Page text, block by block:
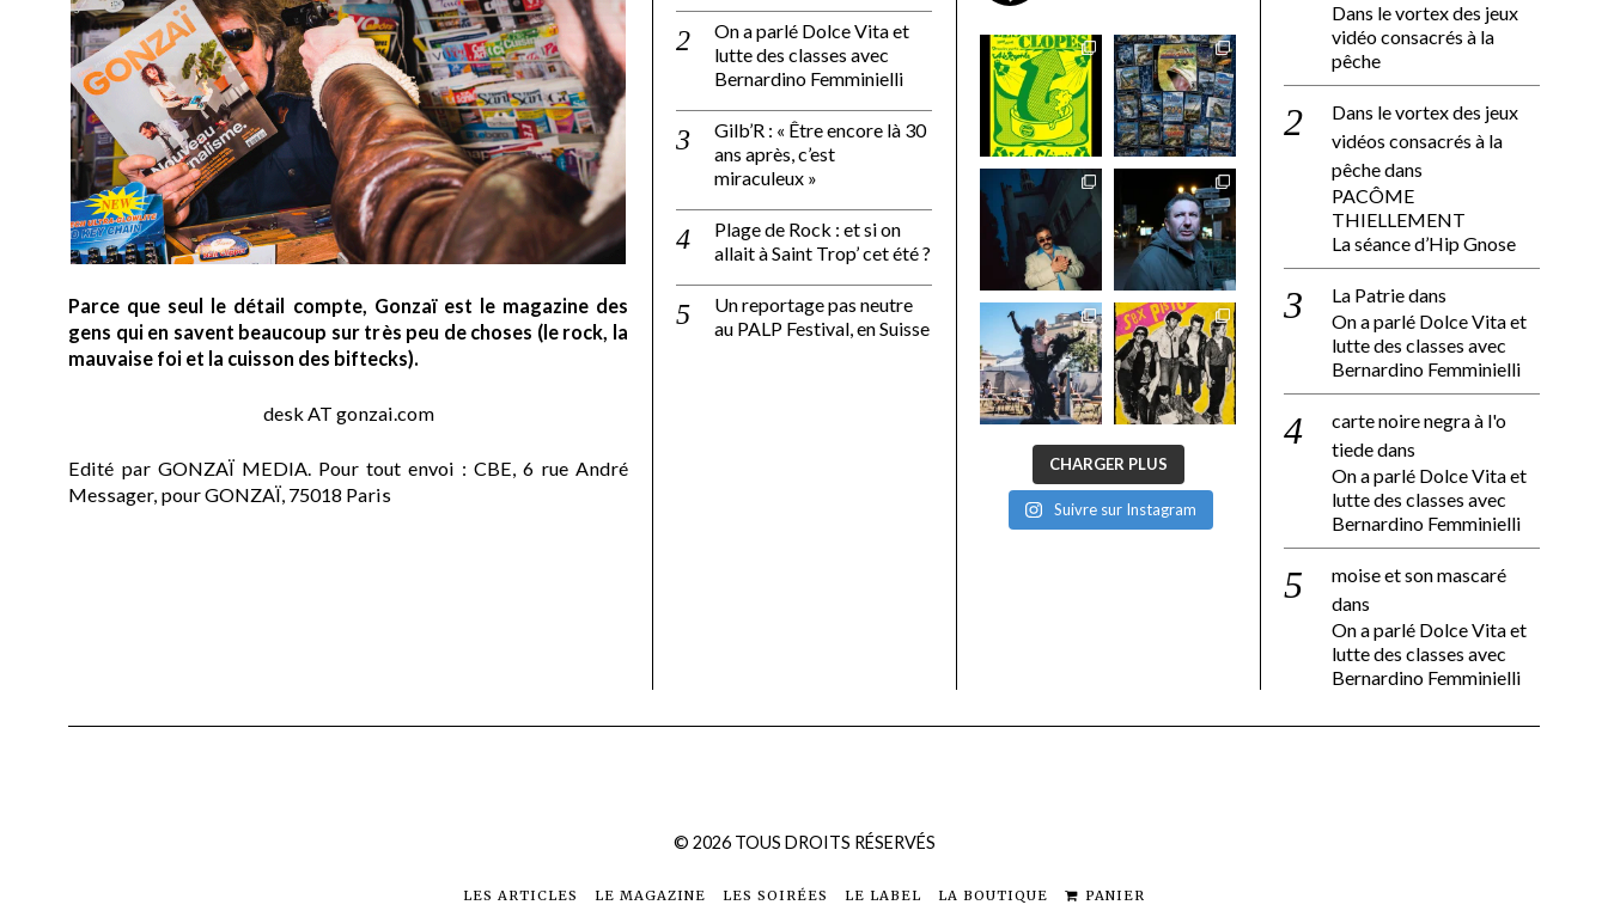
Parce que seul le détail compte, Gonzaï est le magazine des
gens qui en savent beaucoup sur très peu de choses (le rock, la
mauvaise foi et la cuisson des biftecks).
desk AT gonzai.com
Edité par GONZAÏ MEDIA. Pour tout envoi : CBE, 6 rue André
Messager, pour GONZAÏ, 75018 Paris
On a parlé Dolce Vita et
lutte des classes avec
Bernardino Femminielli
Gilb’R : « Être encore là 30
ans après, c’est
miraculeux »
Plage de Rock : et si on
allait à Saint Trop’ cet été ?
Un reportage pas neutre
au PALP Festival, en Suisse
CHARGER PLUS
Suivre sur Instagram
Dans le vortex des jeux
vidéo consacrés à la
pêche
Dans le vortex des jeux
vidéos consacrés à la
pêchedans
PACÔME
THIELLEMENT
La séance d’Hip Gnose
La Patriedans
On a parlé Dolce Vita et
lutte des classes avec
Bernardino Femminielli
carte noire negra à l'o
tiededans
On a parlé Dolce Vita et
lutte des classes avec
Bernardino Femminielli
moise et son mascaré
dans
On a parlé Dolce Vita et
lutte des classes avec
Bernardino Femminielli
© 2026TOUS DROITS RÉSERVÉS
LES ARTICLES LE MAGAZINE LES SOIRÉES LE LABEL LA BOUTIQUE PANIER